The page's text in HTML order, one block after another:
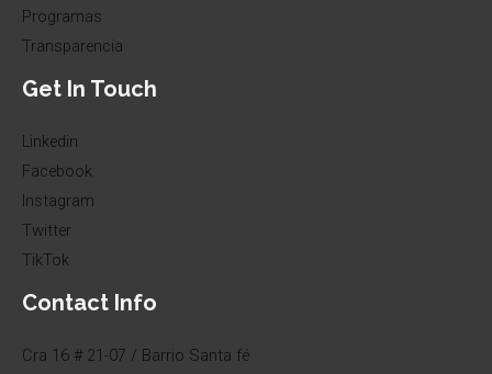
Programas
Transparencia
Get In Touch
Linkedin
Facebook
Instagram
Twitter
TikTok
Contact Info
Cra 16 # 21-07 / Barrio Santa fé